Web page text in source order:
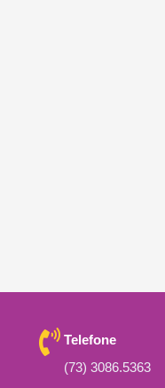
Telefone
(73) 3086.5363